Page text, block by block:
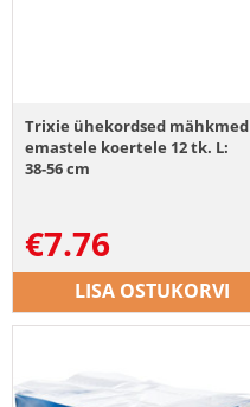
Trixie ühekordsed mähkmed
emastele koertele 12 tk. L:
38-56 cm
€7.76
LISA OSTUKORVI